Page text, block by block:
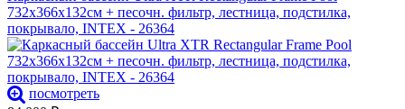
732х366х132см + песочн. фильтр, лестница, подстилка,
покрывало, INTEX - 26364
посмотреть